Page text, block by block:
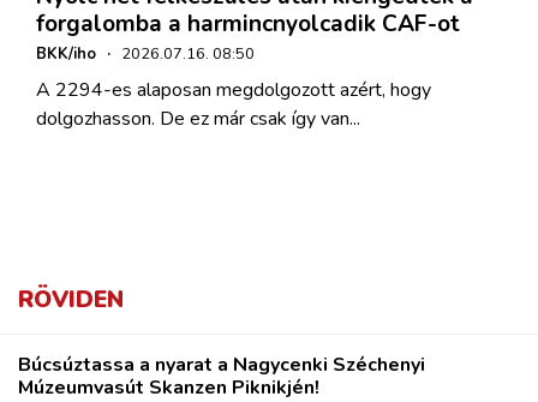
forgalomba a harmincnyolcadik CAF-ot
BKK/iho · 2026.07.16. 08:50
A 2294-es alaposan megdolgozott azért, hogy
dolgozhasson. De ez már csak így van...
RÖVIDEN
Búcsúztassa a nyarat a Nagycenki Széchenyi
Múzeumvasút Skanzen Piknikjén!